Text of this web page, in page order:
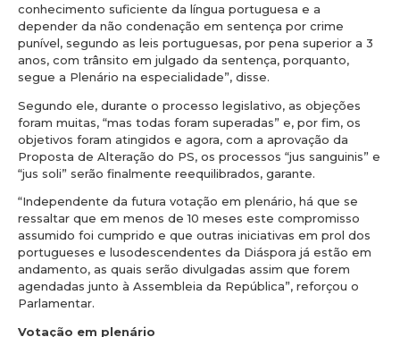
conhecimento suficiente da língua portuguesa e a
depender da não condenação em sentença por crime
punível, segundo as leis portuguesas, por pena superior a 3
anos, com trânsito em julgado da sentença, porquanto,
segue a Plenário na especialidade”, disse.
Segundo ele, durante o processo legislativo, as objeções
foram muitas, “mas todas foram superadas” e, por fim, os
objetivos foram atingidos e agora, com a aprovação da
Proposta de Alteração do PS, os processos “jus sanguinis” e
“jus soli” serão finalmente reequilibrados, garante.
“Independente da futura votação em plenário, há que se
ressaltar que em menos de 10 meses este compromisso
assumido foi cumprido e que outras iniciativas em prol dos
portugueses e lusodescendentes da Diáspora já estão em
andamento, as quais serão divulgadas assim que forem
agendadas junto à Assembleia da República”, reforçou o
Parlamentar.
Votação em plenário